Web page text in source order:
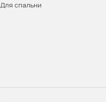
Для спальни